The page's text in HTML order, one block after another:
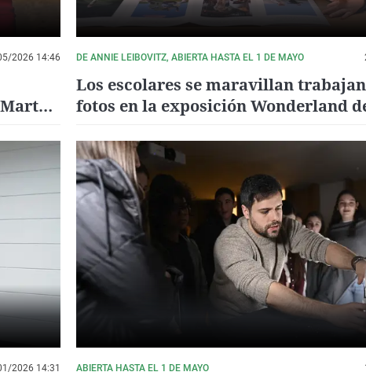
2026 14:46 DE ANNIE LEIBOVITZ, ABIERTA HASTA EL 1 DE MAYO
Los escolares se maravillan
fotos en la exposición Wonderland
2026 14:31 ABIERTA HASTA EL 1 DE MAYO